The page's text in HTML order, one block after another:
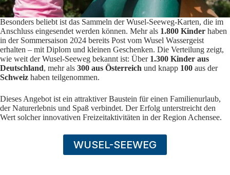
Besonders beliebt ist das Sammeln der Wusel-Seeweg-Karten, die im
Anschluss eingesendet werden können. Mehr als 1.800 Kinder haben
in der Sommersaison 2024 bereits Post vom Wusel Wassergeist
erhalten – mit Diplom und kleinen Geschenken. Die Verteilung zeigt,
wie weit der Wusel-Seeweg bekannt ist: Über 1.300 Kinder aus
Deutschland, mehr als 300 aus Österreich und knapp 100 aus der
Schweiz haben teilgenommen.
Dieses Angebot ist ein attraktiver Baustein für einen Familienurlaub,
der Naturerlebnis und Spaß verbindet. Der Erfolg unterstreicht den
Wert solcher innovativen Freizeitaktivitäten in der Region Achensee.
WUSEL-SEEWEG